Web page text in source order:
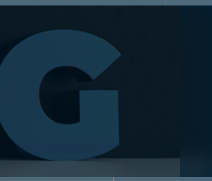
CURSOS Y CONFERENCIAS
FORMACIÓN
PUBLICACIONES CIENTÍFICAS
LA VOZ DEL EXPERTO